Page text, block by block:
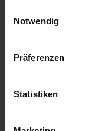
Sie unsere Webseite
Notwendig
Präferenzen
Statistiken